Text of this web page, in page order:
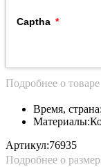
Captha
Подробнее о товаре
Материалы:
Время, страна:
Артикул:76935
Подробнее о